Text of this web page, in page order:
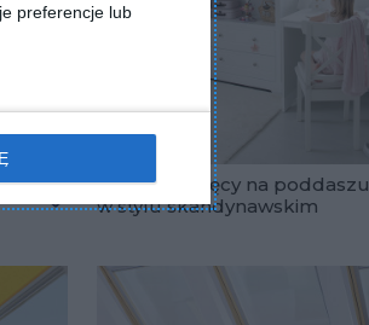
preferencje lub
Dodaj do ulubionych
Pokój dziecięcy na poddaszu
w stylu skandynawskim